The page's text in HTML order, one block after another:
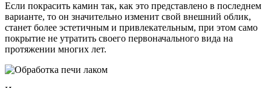
Если покрасить камин так, как это представлено в последнем
варианте, то он значительно изменит свой внешний облик,
станет более эстетичным и привлекательным, при этом само
покрытие не утратить своего первоначального вида на
протяжении многих лет.